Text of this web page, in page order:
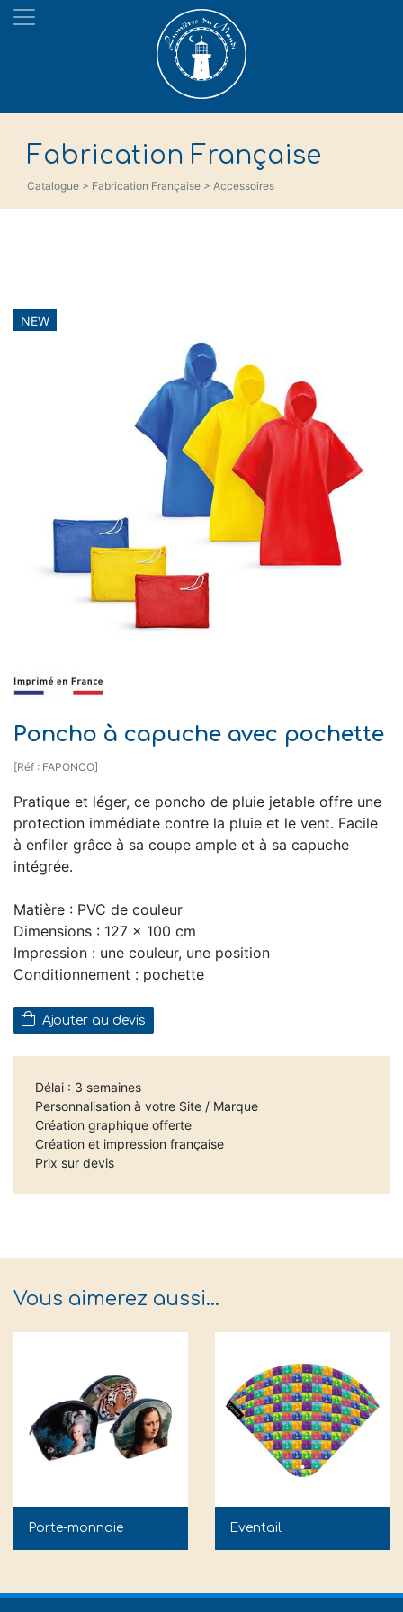
Fabrication Française
Catalogue > Fabrication Française > Accessoires
NEW
Poncho à capuche avec pochette
[Réf : FAPONCO]
Pratique et léger, ce poncho de pluie jetable offre une
protection immédiate contre la pluie et le vent. Facile
à enfiler grâce à sa coupe ample et à sa capuche
intégrée.
Matière : PVC de couleur
Dimensions : 127 x 100 cm
Impression : une couleur, une position
Conditionnement : pochette
Ajouter au devis
Délai : 3 semaines
Personnalisation à votre Site / Marque
Création graphique offerte
Création et impression française
Prix sur devis
Vous aimerez aussi…
Porte-monnaie Eventail